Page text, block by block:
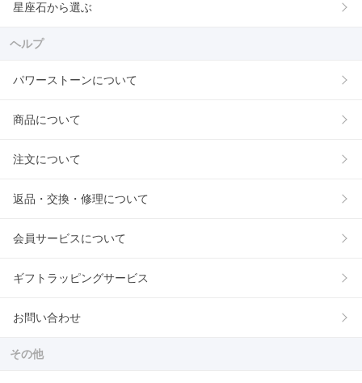
星座石から選ぶ
ヘルプ
パワーストーンについて
商品について
注文について
返品・交換・修理について
会員サービスについて
ギフトラッピングサービス
お問い合わせ
その他